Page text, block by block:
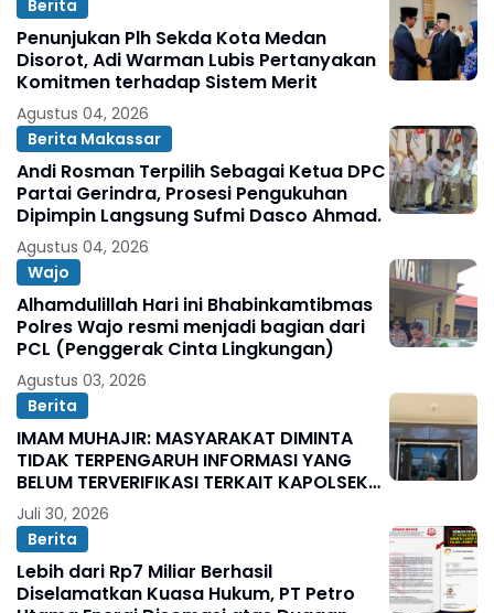
Berita
Penunjukan Plh Sekda Kota Medan
Disorot, Adi Warman Lubis Pertanyakan
Komitmen terhadap Sistem Merit
Agustus 04, 2026
Berita Makassar
Andi Rosman Terpilih Sebagai Ketua DPC
Partai Gerindra, Prosesi Pengukuhan
Dipimpin Langsung Sufmi Dasco Ahmad.
Agustus 04, 2026
Wajo
Alhamdulillah Hari ini Bhabinkamtibmas
Polres Wajo resmi menjadi bagian dari
PCL (Penggerak Cinta Lingkungan)
Agustus 03, 2026
Berita
IMAM MUHAJIR: MASYARAKAT DIMINTA
TIDAK TERPENGARUH INFORMASI YANG
BELUM TERVERIFIKASI TERKAIT KAPOLSEK
BOLO
Juli 30, 2026
Berita
Lebih dari Rp7 Miliar Berhasil
Diselamatkan Kuasa Hukum, PT Petro